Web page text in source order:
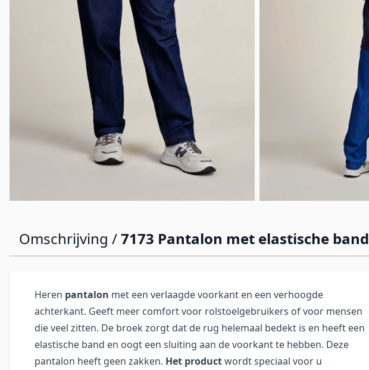
Omschrijving /7173 Pantalon met elastische band
Heren pantalon met een verlaagde voorkant en een verhoogde
achterkant. Geeft meer comfort voor rolstoelgebruikers of voor mensen
die veel zitten. De broek zorgt dat de rug helemaal bedekt is en heeft een
elastische band en oogt een sluiting aan de voorkant te hebben. Deze
pantalon heeft geen zakken. Het productwordt speciaal voor u